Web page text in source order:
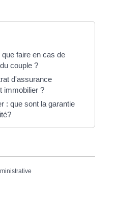
faire en cas de
couple ?
d'assurance
immobilier ?
: que sont la garantie